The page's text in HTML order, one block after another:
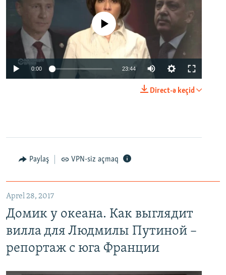
No media source currently available
0:00 23:44
Direct-ə keçid
Paylaş VPN-siz açmaq
Aprel 28, 2017
Домик у океана. Как выглядит
вилла для Людмилы Путиной –
репортаж с юга Франции